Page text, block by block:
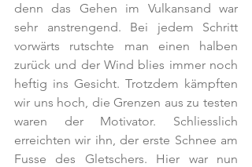
denn das Gehen im Vulkansand war
sehr anstrengend. Bei jedem Schritt
vorwärts rutschte man einen halben
zurück und der Wind blies immer noch
heftig ins Gesicht. Trotzdem kämpften
wir uns hoch, die Grenzen aus zu testen
waren der Motivator. Schliesslich
erreichten wir ihn, der erste Schnee am
Fusse des Gletschers. Hier war nun